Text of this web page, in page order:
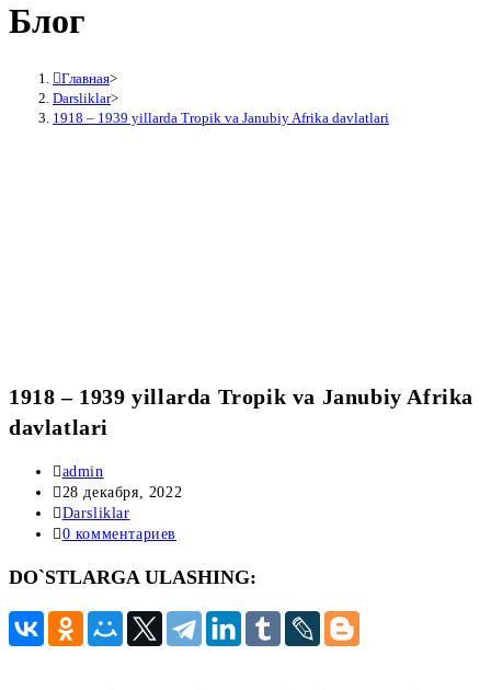
сайту
сайте
Блог
Главная>
Darsliklar>
1918 – 1939 yillarda Tropik va Janubiy Afrika davlatlari
1918 – 1939 yillarda Tropik va Janubiy Afrika
davlatlari
Автор
записи:
admin
Запись
опубликована:
28 декабря, 2022
Рубрика
записи:
Darsliklar
Комментарии
записи:
0 комментариев
DO`STLARGA ULASHING: